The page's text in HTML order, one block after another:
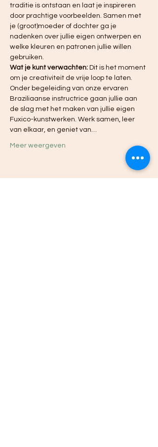
traditie is ontstaan en laat je inspireren
door prachtige voorbeelden. Samen met
je (groot)moeder of dochter ga je
nadenken over jullie eigen ontwerpen en
welke kleuren en patronen jullie willen
gebruiken.
Wat je kunt verwachten: Dit is het moment
om je creativiteit de vrije loop te laten.
Onder begeleiding van onze ervaren
Braziliaanse instructrice gaan jullie aan
de slag met het maken van jullie eigen
Fuxico-kunstwerken. Werk samen, leer
van elkaar, en geniet van…
Meer weergeven